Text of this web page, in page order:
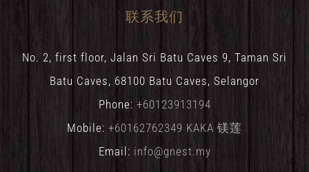
联系我们
No. 2, first floor, Jalan Sri Batu Caves 9, Taman Sri
Batu Caves, 68100 Batu Caves, Selangor
Phone: +60123913194
Mobile: +60162762349 KAKA 镁莲
Email: info@gnest.my